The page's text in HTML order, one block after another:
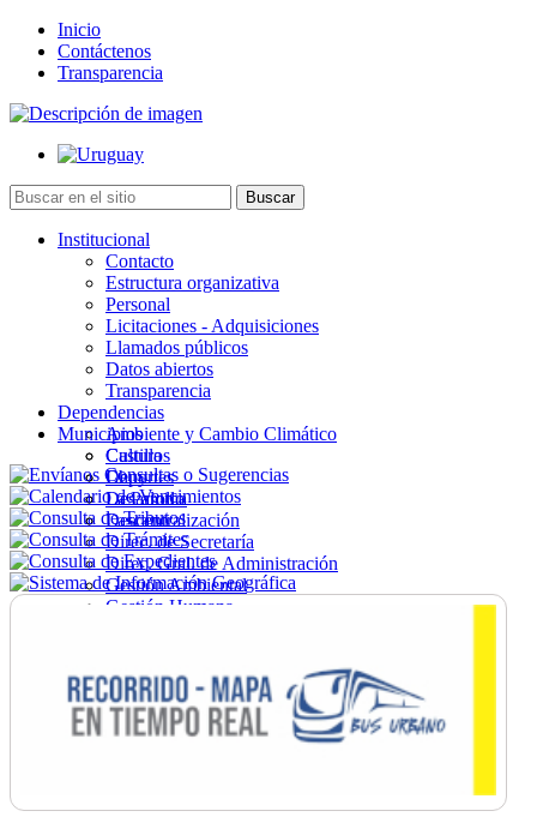
Inicio
Contáctenos
Transparencia
Institucional
Contacto
Estructura organizativa
Personal
Licitaciones - Adquisiciones
Llamados públicos
Datos abiertos
Transparencia
Dependencias
Ambiente y Cambio Climático
Cultura
Deportes
Desarrollo
Descentralización
Direc. de Secretaría
Direc. Gral. de Administración
Gestión Ambiental
Gestión Humana
Ordenamiento
Promoción Social
Salud
Secretaría General
Municipios
Castillos
Chuy
La Paloma
Lascano